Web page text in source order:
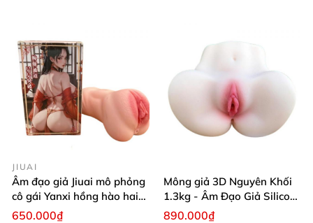
JIUAI
Âm đạo giả Jiuai mô phỏng
cô gái Yanxi hồng hào hai
lỗ bướm giả cầm tay 610g
650.000₫
Mông giả 3D Nguyên Khối
1.3kg - Âm Đạo Giả Silicon
Siêu Mềm 2 Lỗ Nằm Ngửa
890.000₫